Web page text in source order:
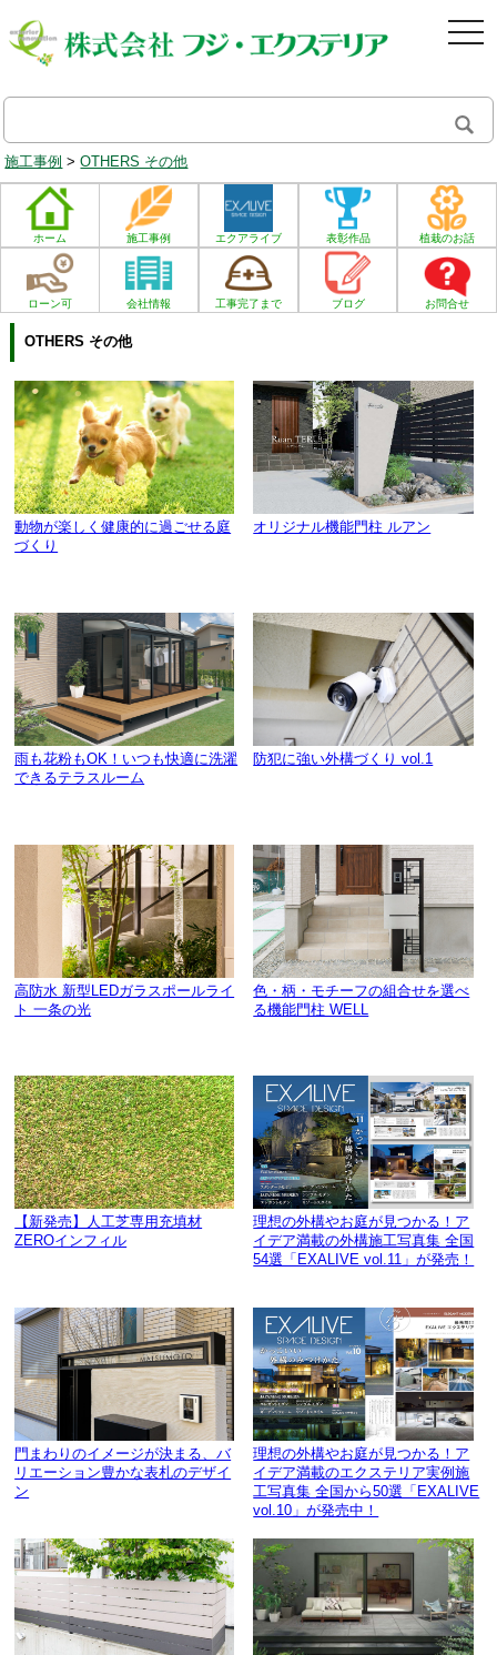
施工事例 >OTHERS その他
ホーム 施工事例 エクアライブ 表彰作品 植栽のお話
ローン可 会社情報 工事完了まで ブログ お問合せ
OTHERS その他
動物が楽しく健康的に過ごせる庭
づくり
オリジナル機能門柱 ルアン
雨も花粉もOK！いつも快適に洗濯
できるテラスルーム
防犯に強い外構づくり vol.1
高防水 新型LEDガラスポールライ
ト 一条の光
色・柄・モチーフの組合せを選べ
る機能門柱 WELL
【新発売】人工芝専用充填材
ZEROインフィル
理想の外構やお庭が見つかる！ア
イデア満載の外構施工写真集 全国
54選「EXALIVE vol.11」が発売！
門まわりのイメージが決まる、バ
リエーション豊かな表札のデザイ
ン
理想の外構やお庭が見つかる！ア
イデア満載のエクステリア実例施
工写真集 全国から50選「EXALIVE
vol.10」が発売中！